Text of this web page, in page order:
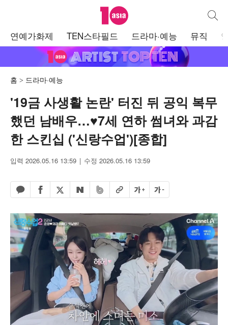
텐아시아 통합
연예가화제 TEN스타필드 드라마·예능 뮤직
홈 드라마·예능
'19금 사생활 논란' 터진 뒤 공익 복무
했던 남배우…♥7세 연하 썸녀와 과감
한 스킨십 ('신랑수업')[종합]
입력 2026.05.16 13:59 수정 2026.05.16 13:59
카카오톡 공유하기
페이스북 공유하기
엑스 공유하기
네이버 공유하기
밴드 공유하기
URL복사글자 크게글자 작게